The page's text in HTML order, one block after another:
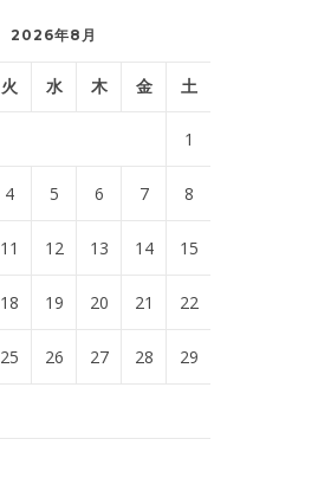
2026年8月
火 水 木 金 土
1
4 5 6 7 8
11 12 13 14 15
18 19 20 21 22
25 26 27 28 29